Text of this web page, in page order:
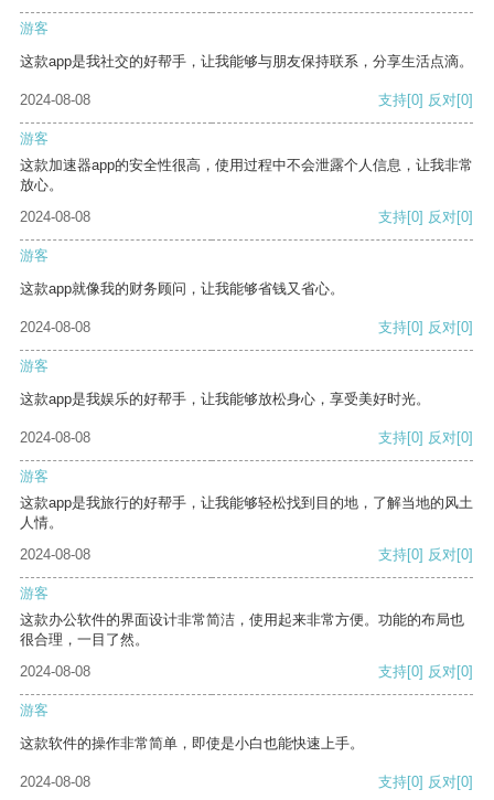
游客
这款app是我社交的好帮手，让我能够与朋友保持联系，分享生活点滴。
2024-08-08 支持[0] 反对[0]
游客
这款加速器app的安全性很高，使用过程中不会泄露个人信息，让我非常
放心。
2024-08-08
支持[0] 反对[0]
游客
这款app就像我的财务顾问，让我能够省钱又省心。
2024-08-08 支持[0] 反对[0]
游客
这款app是我娱乐的好帮手，让我能够放松身心，享受美好时光。
2024-08-08 支持[0] 反对[0]
游客
这款app是我旅行的好帮手，让我能够轻松找到目的地，了解当地的风土
人情。
2024-08-08
支持[0] 反对[0]
游客
这款办公软件的界面设计非常简洁，使用起来非常方便。功能的布局也
很合理，一目了然。
2024-08-08
支持[0] 反对[0]
游客
这款软件的操作非常简单，即使是小白也能快速上手。
2024-08-08 支持[0] 反对[0]